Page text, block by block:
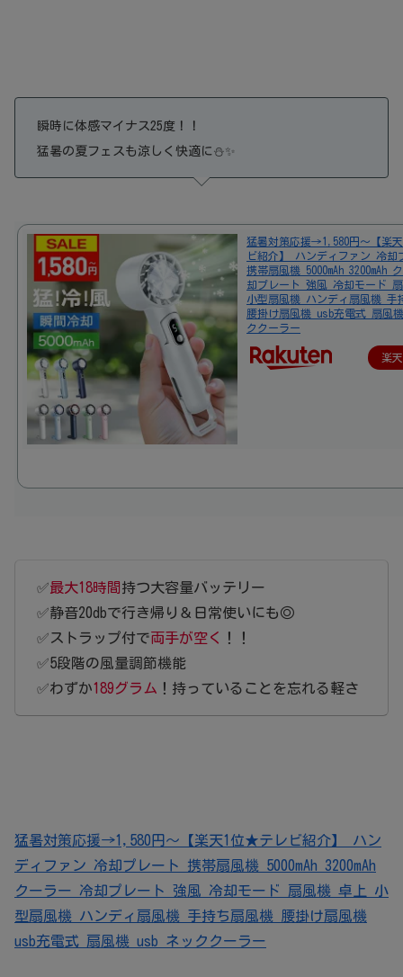
瞬時に体感マイナス25度！！
猛暑の夏フェスも涼しく快適に⛄✨
猛暑対策応援→1,580円～【楽
ビ紹介】 ハンディファン 冷却
携帯扇風機 5000mAh 3200mAh
却プレート 強風 冷却モード
小型扇風機 ハンディ扇風機 手
腰掛け扇風機 usb充電式 扇風
ククーラー
楽
✅最大18時間 持つ大容量バッテリー
✅静音20dbで行き帰り＆日常使いにも◎
✅ストラップ付で両手が空く
！！
✅5段階の風量調節機能
✅わずか189グラム ！持っていることを忘れる軽さ
猛暑対策応援→1,580円～【楽天1位★テレビ紹介】 ハン
ディファン 冷却プレート 携帯扇風機 5000mAh 3200mAh
クーラー 冷却プレート 強風 冷却モード 扇風機 卓上 小
型扇風機 ハンディ扇風機 手持ち扇風機 腰掛け扇風機
usb充電式 扇風機 usb ネッククーラー